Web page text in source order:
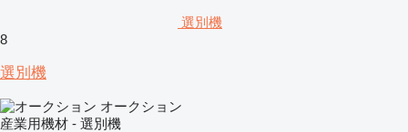
選別機
8
選別機
オークション
産業用機材 - 選別機